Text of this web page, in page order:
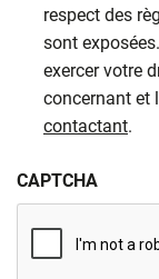
respect des
sont
exercer votre
concernant et
contactant.
CAPTCHA